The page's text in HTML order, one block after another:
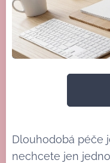
Dlouhodobá péče
nechcete jen